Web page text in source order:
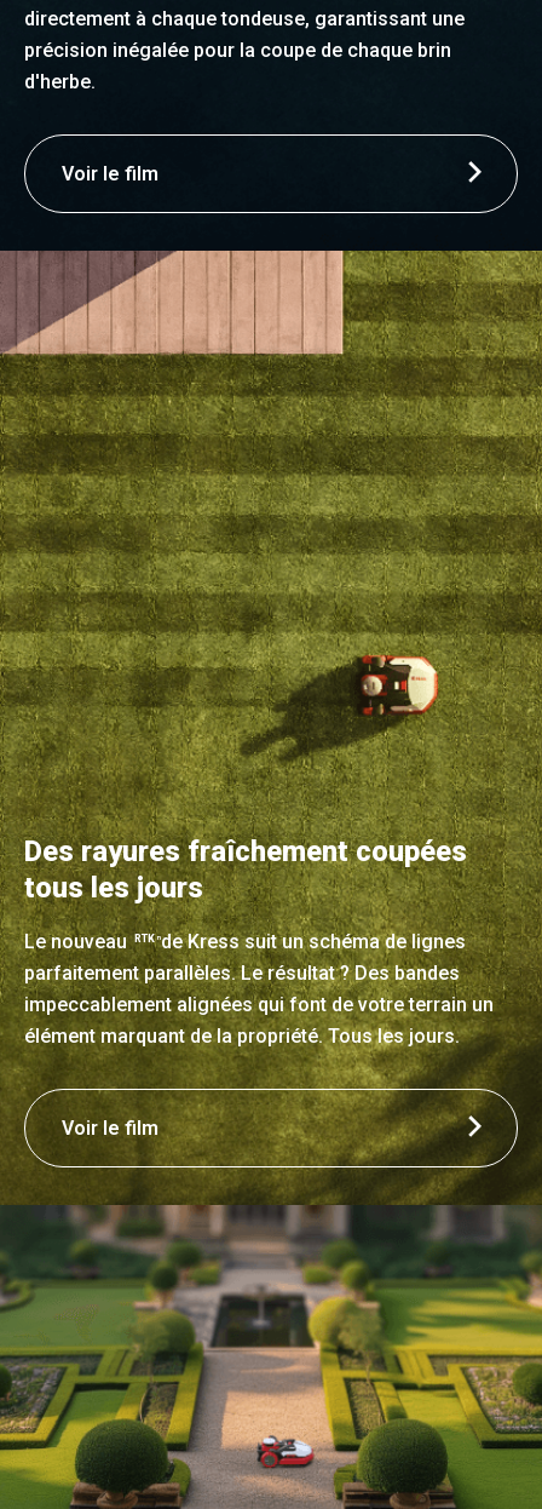
directement à chaque tondeuse, garantissant une
précision inégalée pour la coupe de chaque brin
d'herbe.
Voir le film
Des rayures fraîchement coupées
tous les jours
Le nouveau RTK n
de Kress suit un schéma de lignes
parfaitement parallèles. Le résultat ? Des bandes
impeccablement alignées qui font de votre terrain un
élément marquant de la propriété. Tous les jours.
Voir le film